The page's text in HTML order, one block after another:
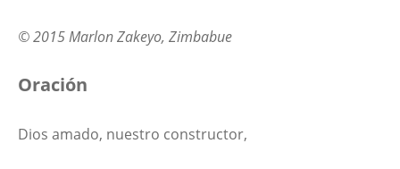
© 2015 Marlon Zakeyo, Zimbabue
Oración
Dios amado, nuestro constructor,